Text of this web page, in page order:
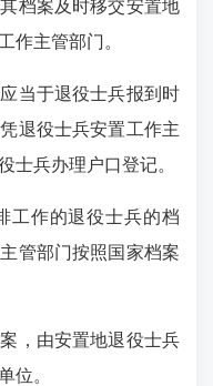
档案及时移交安置地
作主管部门。
当于退役士兵报到时
退役士兵安置工作主
士兵办理户口登记。
作的退役士兵的档
管部门按照国家档案
，由安置地退役士兵
位。